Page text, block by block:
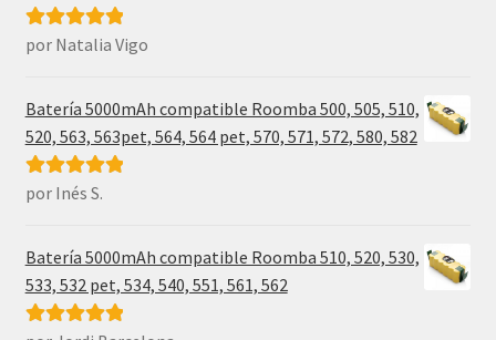
Valorado con
por Natalia Vigo
Batería 5000mAh compatible Roomba 500, 505, 510,
520, 563, 563pet, 564, 564 pet, 570, 571, 572, 580, 582
Valorado con
por Inés S.
Batería 5000mAh compatible Roomba 510, 520, 530,
533, 532 pet, 534, 540, 551, 561, 562